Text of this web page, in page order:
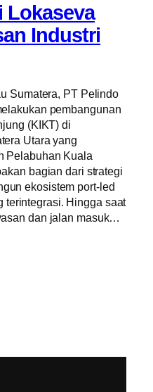
Lokaseva
Industri
Sumatera, PT Pelindo
pembangunan
(KIKT) di
Utara yang
Pelabuhan Kuala
bagian dari strategi
ekosistem port-led
terintegrasi. Hingga saat
dan jalan masuk…